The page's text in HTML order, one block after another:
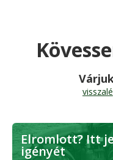
Elromlott? Itt
igényét